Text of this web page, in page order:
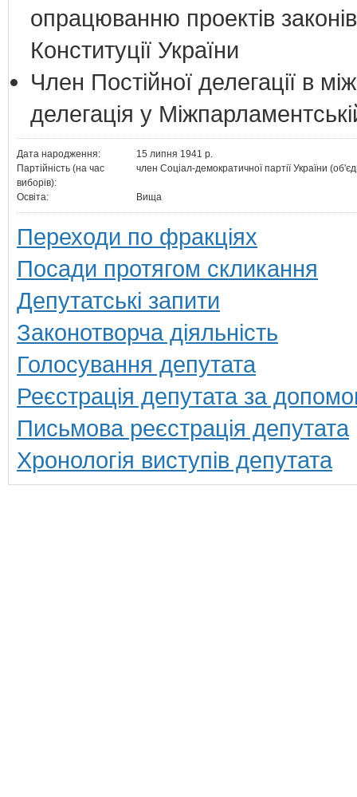
опрацюванню проектів
Конституції України
Член Постійної делегації в
делегація у
Дата народження:
15 липня 1941 р.
Партійність (на час
виборів):
член Соціал-демократичної партії України
Освіта: Вища
Переходи по фракціях
Посади протягом скликання
Депутатські запити
Законотворча діяльність
Голосування депутата
Реєстрація депутата за
Письмова реєстрація депутата
Хронологія виступів депутата